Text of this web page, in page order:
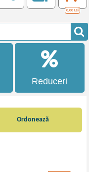
0,00 Lei
Reduceri
Ordonează